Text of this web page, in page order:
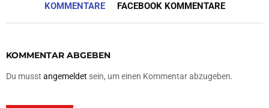
KOMMENTARE FACEBOOK KOMMENTARE
KOMMENTAR ABGEBEN
Du musst angemeldet sein, um einen Kommentar abzugeben.